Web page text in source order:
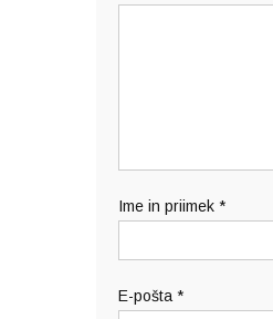
Ime in priimek *
E-pošta *